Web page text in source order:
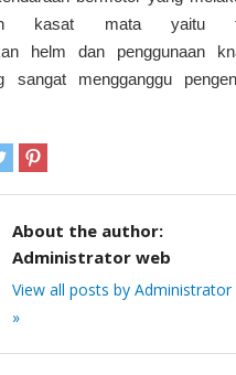
kasat mata yaitu
helm dan penggunaan
sangat mengganggu
About the author:
Administrator web
View all posts by Administrator
»